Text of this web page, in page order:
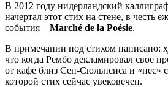
В 2012 году нидерландский
начертал этот стих на стене, в честь
события – Marché de la Poésie.
В примечании под стихом написано:
что когда Рембо декламировал свое
от кафе близ Сен-Сюльпсиса и «нес»
которой стих сейчас увековечен.